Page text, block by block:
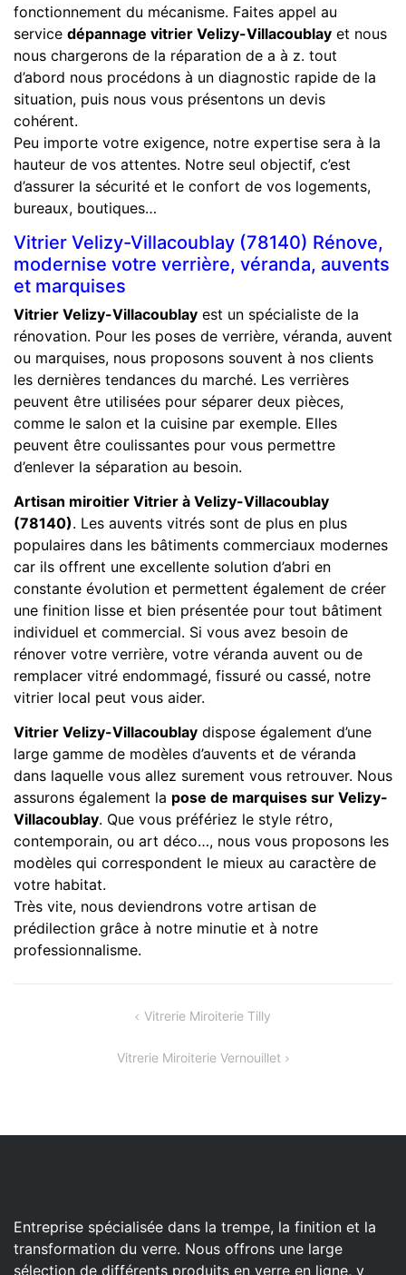
fonctionnement du mécanisme. Faites appel au
service dépannage vitrier Velizy-Villacoublay et nous
nous chargerons de la réparation de a à z. tout
d’abord nous procédons à un diagnostic rapide de la
situation, puis nous vous présentons un devis
cohérent.
Peu importe votre exigence, notre expertise sera à la
hauteur de vos attentes. Notre seul objectif, c’est
d’assurer la sécurité et le confort de vos logements,
bureaux, boutiques…
Vitrier Velizy-Villacoublay (78140) Rénove,
modernise votre verrière, véranda, auvents
et marquises
Vitrier Velizy-Villacoublay est un spécialiste de la
rénovation. Pour les poses de verrière, véranda, auvent
ou marquises, nous proposons souvent à nos clients
les dernières tendances du marché. Les verrières
peuvent être utilisées pour séparer deux pièces,
comme le salon et la cuisine par exemple. Elles
peuvent être coulissantes pour vous permettre
d’enlever la séparation au besoin.
Artisan miroitier Vitrier à Velizy-Villacoublay
(78140). Les auvents vitrés sont de plus en plus
populaires dans les bâtiments commerciaux modernes
car ils offrent une excellente solution d’abri en
constante évolution et permettent également de créer
une finition lisse et bien présentée pour tout bâtiment
individuel et commercial. Si vous avez besoin de
rénover votre verrière, votre véranda auvent ou de
remplacer vitré endommagé, fissuré ou cassé, notre
vitrier local peut vous aider.
Vitrier Velizy-Villacoublay dispose également d’une
large gamme de modèles d’auvents et de véranda
dans laquelle vous allez surement vous retrouver. Nous
assurons également la pose de marquises sur Velizy-
Villacoublay. Que vous préfériez le style rétro,
contemporain, ou art déco…, nous vous proposons les
modèles qui correspondent le mieux au caractère de
votre habitat.
Très vite, nous deviendrons votre artisan de
prédilection grâce à notre minutie et à notre
professionnalisme.
Vitrerie Miroiterie Tilly
Vitrerie Miroiterie Vernouillet
Entreprise spécialisée dans la trempe, la finition et la
transformation du verre. Nous offrons une large
sélection de différents produits en verre en ligne, y